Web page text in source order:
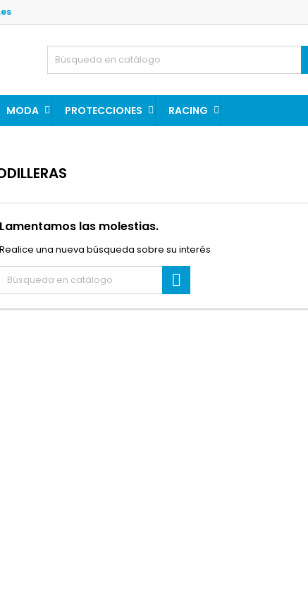
MODA PROTECCIONES RACING
Lamentamos las molestias.
Realice una nueva búsqueda sobre su interés
